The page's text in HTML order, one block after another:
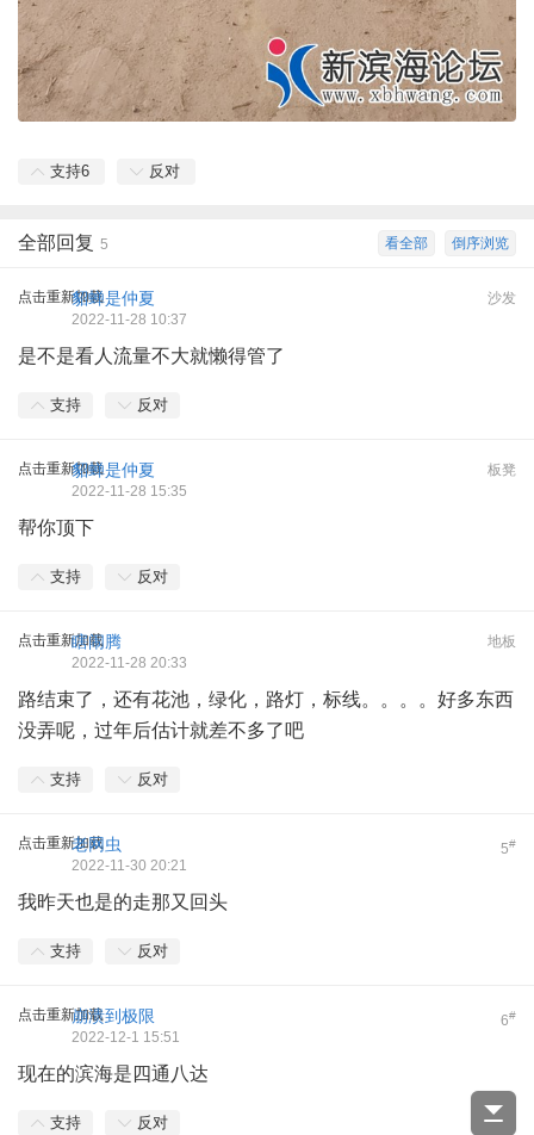
支持6 反对
倒序浏览
看全部
全部回复 5
点击重新加载 沙发
貂蝉是仲夏
2022-11-28 10:37
是不是看人流量不大就懒得管了
支持 反对
点击重新加载 板凳
貂蝉是仲夏
2022-11-28 15:35
帮你顶下
支持 反对
点击重新加载 地板
瞎闹腾
2022-11-28 20:33
路结束了，还有花池，绿化，路灯，标线。。。。好多东西
没弄呢，过年后估计就差不多了吧
支持 反对
点击重新加载 5#
老网虫
2022-11-30 20:21
我昨天也是的走那又回头
支持 反对
点击重新加载 6#
崩溃到极限
2022-12-1 15:51
现在的滨海是四通八达
支持 反对